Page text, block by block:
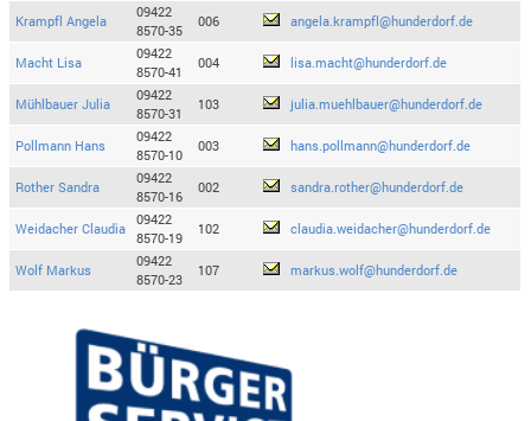
Krampfl Angela
09422
8570-35
006 angela.krampfl@hunderdorf.de
Macht Lisa
09422
8570-41
004 lisa.macht@hunderdorf.de
Mühlbauer Julia
09422
8570-31
103 julia.muehlbauer@hunderdorf.de
Pollmann Hans
09422
8570-10
003 hans.pollmann@hunderdorf.de
Rother Sandra
09422
8570-16
002 sandra.rother@hunderdorf.de
Weidacher Claudia
09422
8570-19
102 claudia.weidacher@hunderdorf.de
Wolf Markus
09422
8570-23
107 markus.wolf@hunderdorf.de